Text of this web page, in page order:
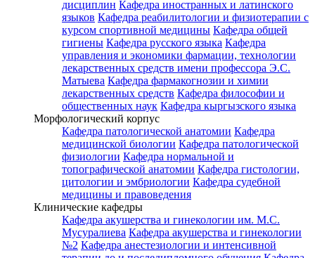
дисциплин Кафедра иностранных и латинского
языков Кафедра реабилитологии и физиотерапии с
курсом спортивной медицины Кафедра общей
гигиены Кафедра русского языка Кафедра
управления и экономики фармации, технологии
лекарственных средств имени профессора Э.С.
Матыева Кафедра фармакогнозии и химии
лекарственных средств Кафедра философии и
общественных наук Кафедра кыргызского языка
Морфологический корпус
Кафедра патологической анатомии Кафедра
медицинской биологии Кафедра патологической
физиологии Кафедра нормальной и
топографической анатомии Кафедра гистологии,
цитологии и эмбриологии Кафедра судебной
медицины и правоведения
Клинические кафедры
Кафедра акушерства и гинекологии им. М.С.
Мусуралиева Кафедра акушерства и гинекологии
№2 Кафедра анестезиологии и интенсивной